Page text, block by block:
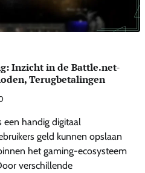
Inzicht in de Battle.net-
Terugbetalingen
handig digitaal
geld kunnen opslaan
het gaming-ecosysteem
verschillende